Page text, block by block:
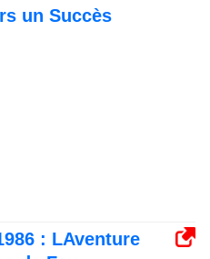
un Succès
: LAventure